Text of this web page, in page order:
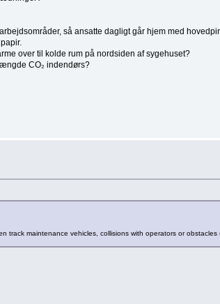
så ansatte dagligt går hjem med
over til kolde rum på nordsiden af sygehuset?
CO₂ indendørs?
track maintenance vehicles, collisions with operators or